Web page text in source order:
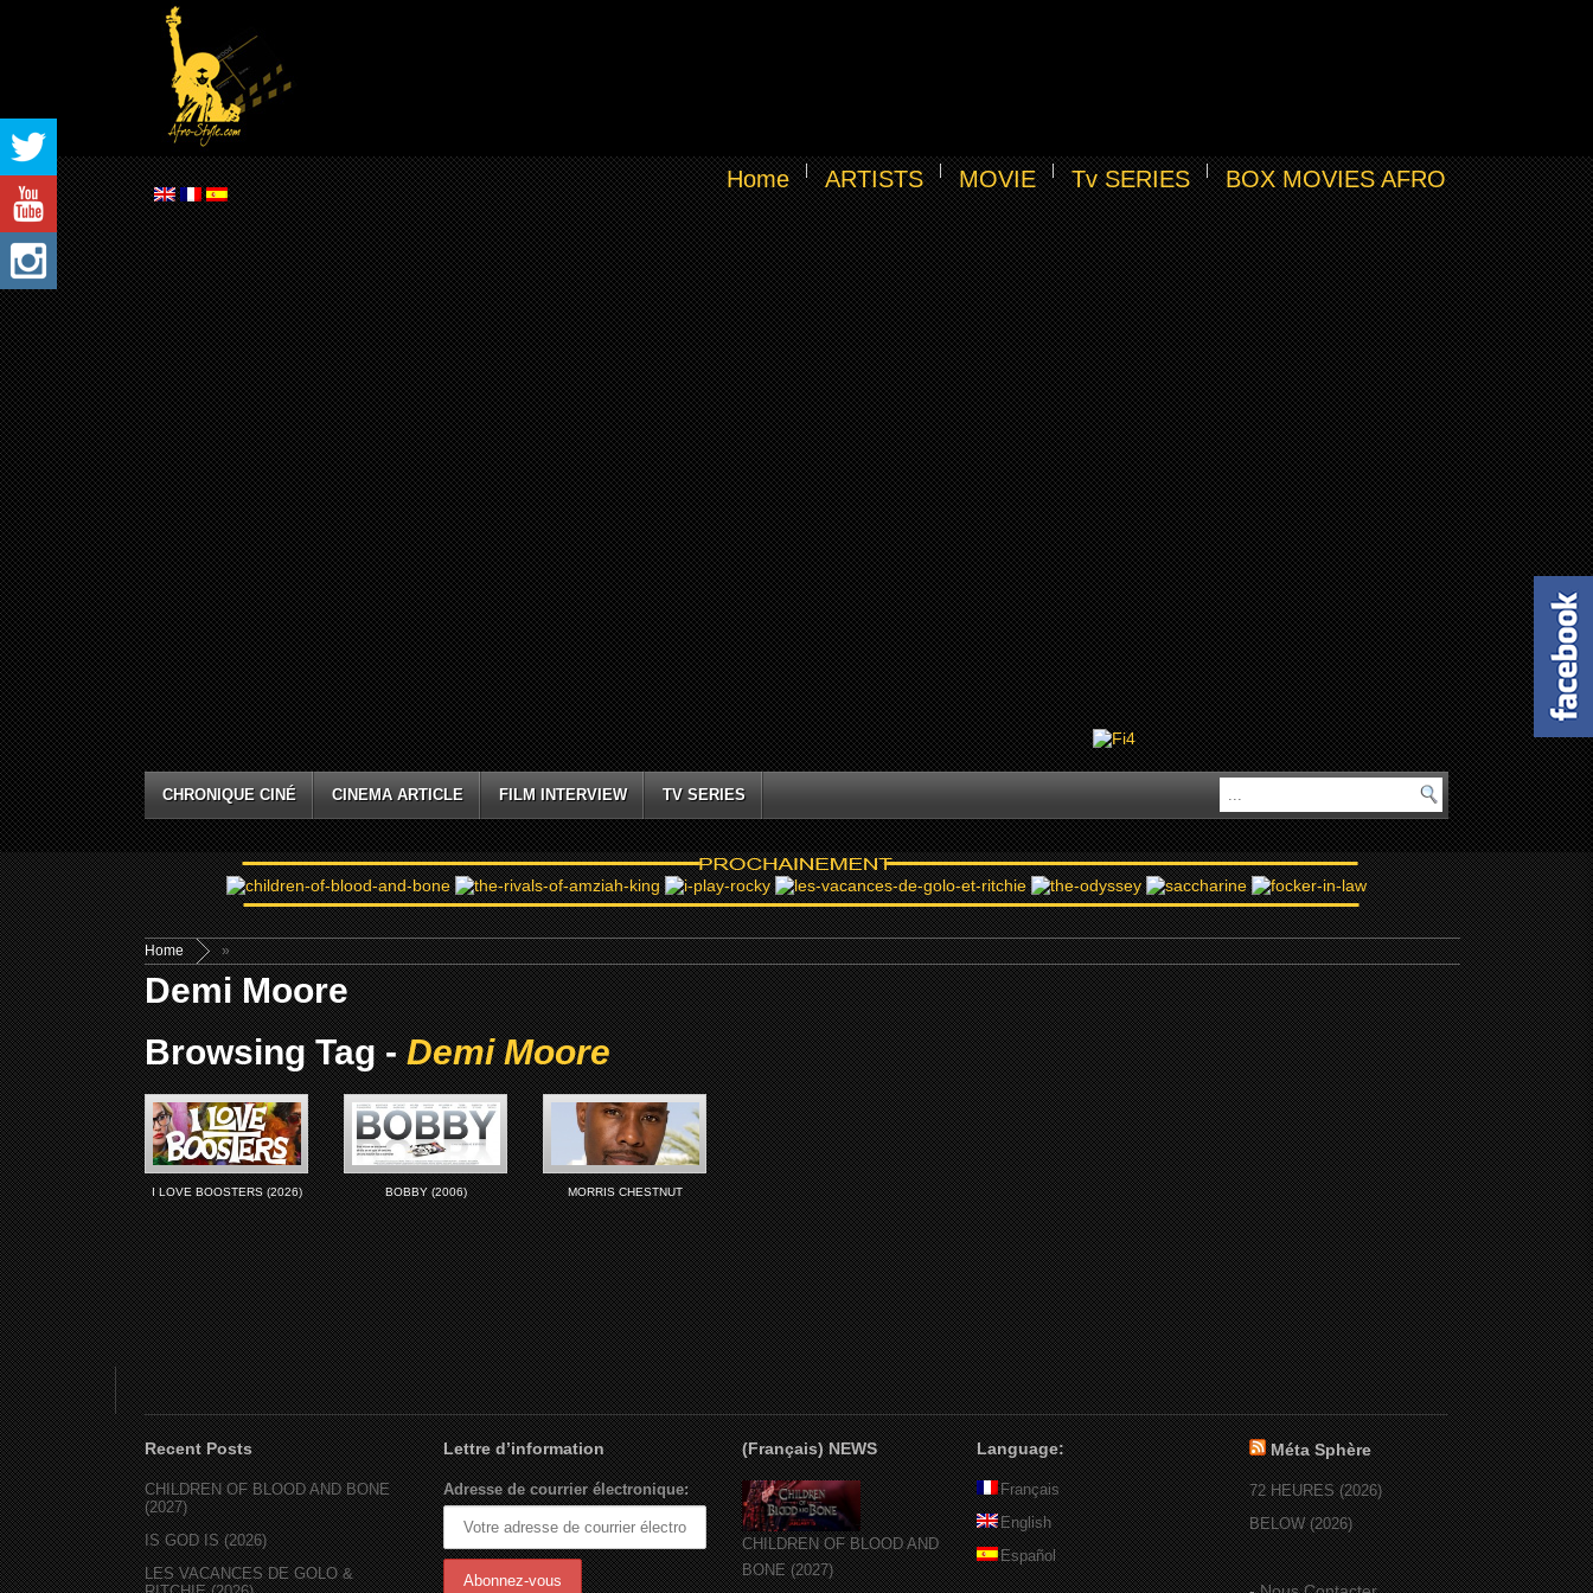
Home ARTISTS MOVIE Tv SERIES BOX MOVIES AFRO
CHRONIQUE CINÉ CINEMA ARTICLE FILM INTERVIEW TV SERIES
Home »
Demi Moore
Browsing Tag -Demi Moore
I LOVE BOOSTERS (2026) BOBBY (2006) MORRIS CHESTNUT
Recent Posts
CHILDREN OF BLOOD AND BONE
(2027)
IS GOD IS (2026)
LES VACANCES DE GOLO &
Lettre d’information
Adresse de courrier électronique:
(Français) NEWS
CHILDREN OF BLOOD AND
BONE (2027)
Language:
Français
English
Español
Méta Sphère
72 HEURES (2026)
BELOW (2026)